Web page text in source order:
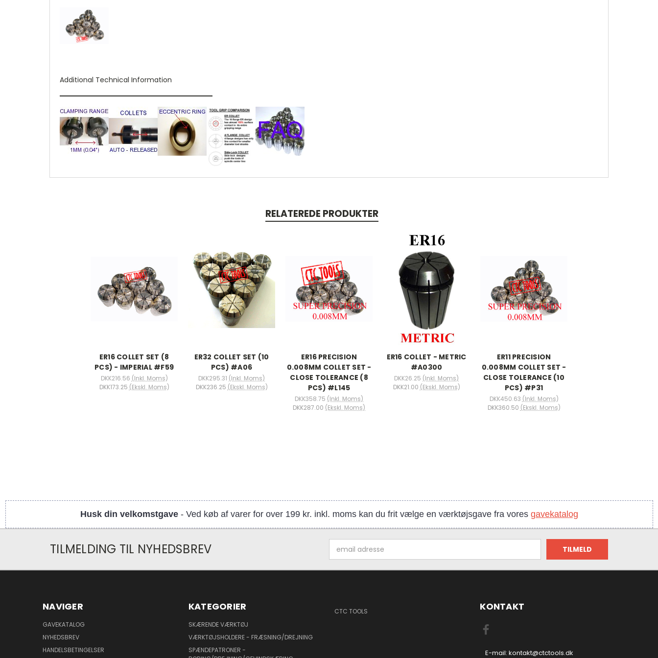
Additional Technical Information
RELATEREDE PRODUKTER
ER16 COLLET SET (8
PCS) - IMPERIAL #F59
DKK216.56 (Inkl. Moms)
DKK173.25 (Ekskl. Moms)
ER32 COLLET SET (10
PCS) #A06
DKK295.31 (Inkl. Moms)
DKK236.25 (Ekskl. Moms)
ER16 PRECISION
0.008MM COLLET SET -
CLOSE TOLERANCE (8
PCS) #L145
DKK358.75 (Inkl. Moms)
DKK287.00 (Ekskl. Moms)
ER16 COLLET - METRIC
#A0300
DKK26.25 (Inkl. Moms)
DKK21.00 (Ekskl. Moms)
ER11 PRECISION
0.008MM COLLET SET -
CLOSE TOLERANCE (10
PCS) #P31
DKK450.63 (Inkl. Moms)
DKK360.50 (Ekskl. Moms)
Husk din velkomstgave- Ved køb af varer for over 199 kr. inkl. moms kan du frit vælge en værktøjsgave fra vores gavekatalog
TILMELDING TIL NYHEDSBREV
adresse
NAVIGER
GAVEKATALOG
NYHEDSBREV
HANDELSBETINGELSER
KATEGORIER
SKÆRENDE VÆRKTØJ
VÆRKTØJSHOLDERE - FRÆSNING/DREJNING
SPÆNDEPATRONER -
CTC TOOLS KONTAKT
E-mail: kontakt@ctctools.dk